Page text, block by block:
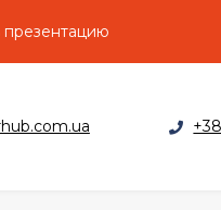
презентацию